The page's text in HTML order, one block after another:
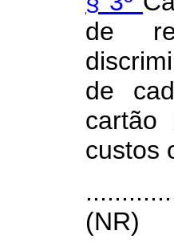
de
de
cartão
custos
(NR)